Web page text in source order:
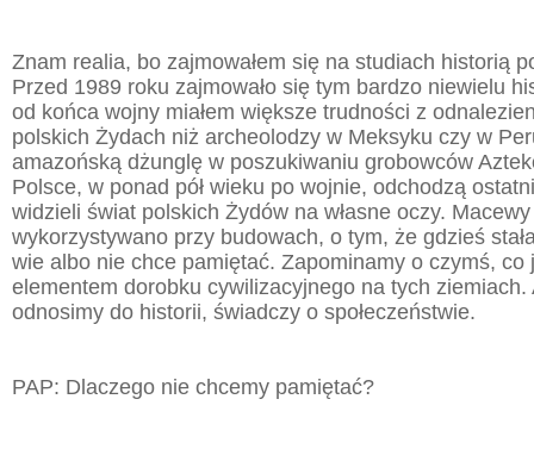
Znam realia, bo zajmowałem się na studiach historią
Przed 1989 roku zajmowało się tym bardzo niewielu
od końca wojny miałem większe trudności z
polskich Żydach niż archeolodzy w Meksyku czy w
amazońską dżunglę w poszukiwaniu grobowców
Polsce, w ponad pół wieku po wojnie, odchodzą
widzieli świat polskich Żydów na własne oczy.
wykorzystywano przy budowach, o tym, że gdzieś
wie albo nie chce pamiętać. Zapominamy o czymś, co
elementem dorobku cywilizacyjnego na tych ziemiach.
odnosimy do historii, świadczy o społeczeństwie.
PAP: Dlaczego nie chcemy pamiętać?